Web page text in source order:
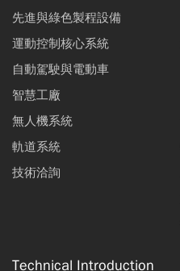
先進與綠色製程設備
運動控制核心系統
自動駕駛與電動車
智慧工廠
無人機系統
軌道系統
技術洽詢
Technical Introduction